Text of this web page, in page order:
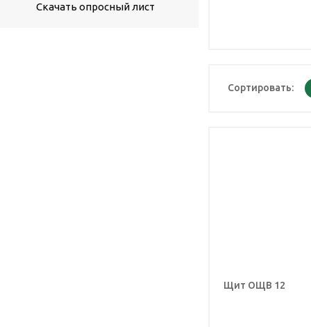
Скачать опросный лист
Сортировать:
Щит ОЩВ 12